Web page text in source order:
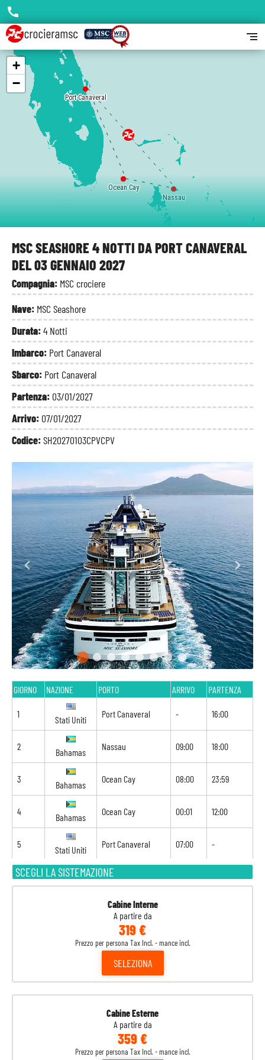
MSC SEASHORE 4 NOTTI DA PORT CANAVERAL
DEL 03 GENNAIO 2027
Compagnia: MSC crociere
Nave: MSC Seashore
Durata:4 Notti
Imbarco: Port Canaveral
Sbarco: Port Canaveral
Partenza: 03/01/2027
Arrivo: 07/01/2027
Codice:SH20270103CPVCPV
SCEGLI LA SISTEMAZIONE
Cabine Interne
A partire da
319 €
Prezzo per persona Tax Incl. - mance incl.
SELEZIONA
Cabine Esterne
A partire da
359 €
Prezzo per persona Tax Incl. - mance incl.
GIORNO NAZIONE PORTO ARRIVO PARTENZA
1
Stati Uniti
Port Canaveral - 16:00
2
Bahamas
Nassau 09:00 18:00
3
Bahamas
Ocean Cay 08:00 23:59
4
Bahamas
Ocean Cay 00:01 12:00
5
Stati Uniti
Port Canaveral 07:00 -
Port Canaveral
Nassau
Ocean Cay
Ocean Cay
+
−
call
segment